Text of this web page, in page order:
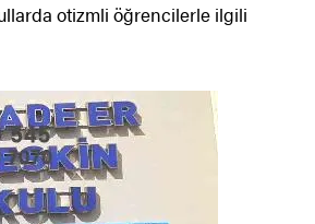
otizmli öğrencilerle ilgili